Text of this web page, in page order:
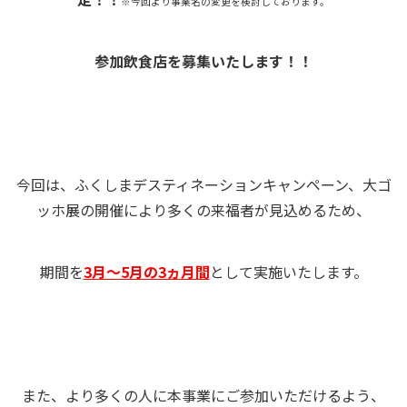
参加飲食店を募集いたします！！
今回は、ふくしまデスティネーションキャンペーン、大ゴ
ッホ展の開催により多くの来福者が見込めるため、
期間を3月～5月の3ヵ月間として実施いたします。
また、より多くの人に本事業にご参加いただけるよう、